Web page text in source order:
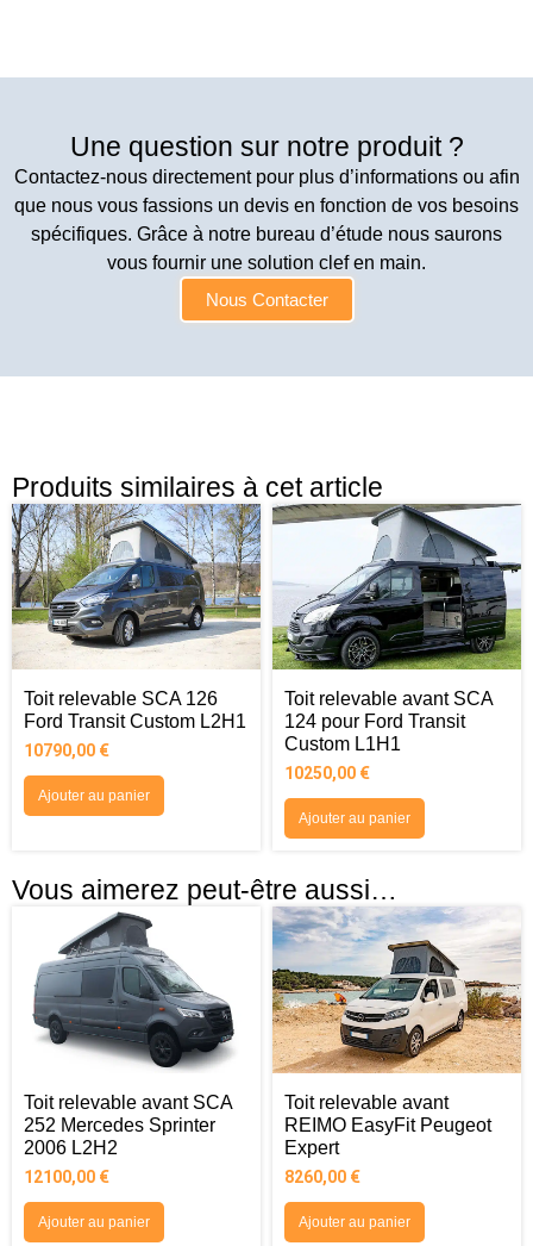
Une question sur notre produit ?
Contactez-nous directement pour plus d’informations ou afin
que nous vous fassions un devis en fonction de vos besoins
spécifiques. Grâce à notre bureau d’étude nous saurons
vous fournir une solution clef en main.
Nous Contacter
Produits similaires à cet article
Toit relevable SCA 126
Ford Transit Custom L2H1
10790,00 €
Ajouter au panier
Toit relevable avant SCA
124 pour Ford Transit
Custom L1H1
10250,00 €
Ajouter au panier
Vous aimerez peut-être aussi…
Toit relevable avant SCA
252 Mercedes Sprinter
2006 L2H2
12100,00 €
Ajouter au panier
Toit relevable avant
REIMO EasyFit Peugeot
Expert
8260,00 €
Ajouter au panier